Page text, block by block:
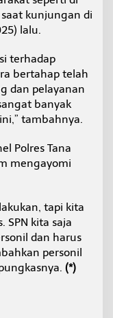
kunjungan di
lalu.
terhadap
bertahap telah
dan pelayanan
banyak
tambahnya.
Polres Tana
mengayomi
tapi kita
SPN kita saja
dan harus
personil
(*)